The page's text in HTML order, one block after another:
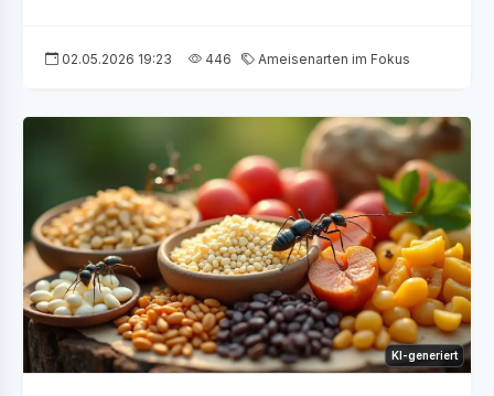
02.05.2026 19:23 446 Ameisenarten im Fokus
KI-generiert